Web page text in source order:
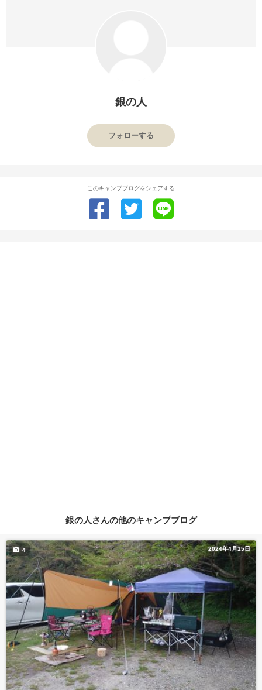
銀の人
フォローする
このキャンプブログをシェアする
銀の人さんの他のキャンプブログ
2024年4月15日
4